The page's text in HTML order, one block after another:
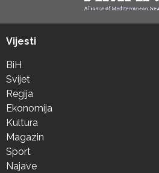
Vijesti
BiH
Svijet
Regija
Ekonomija
Kultura
Magazin
Sport
Najave